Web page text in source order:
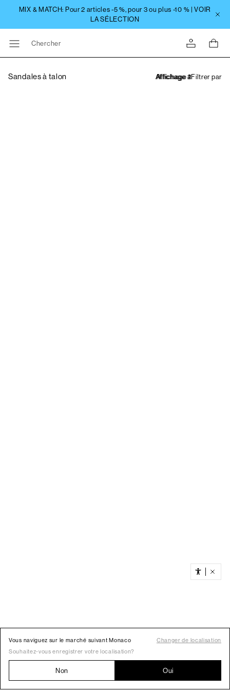
Chercher
Sandales à talon Filtrer par
Vous naviguez sur le marché suivant Monaco
Changer de localisation
Souhaitez-vous enregistrer votre localisation?
Non Oui